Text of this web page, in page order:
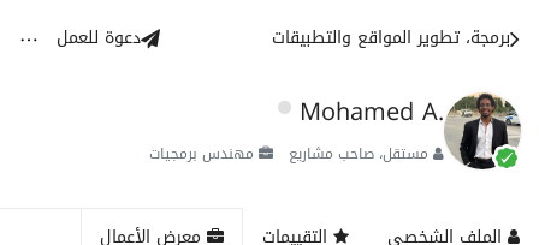
برمجة، تطوير المواقع والتطبيقات دعوة للعمل
Mohamed A.
مستقل، صاحب مشاريع مهندس برمجيات
الملف الشخصي التقييمات معرض الأعمال